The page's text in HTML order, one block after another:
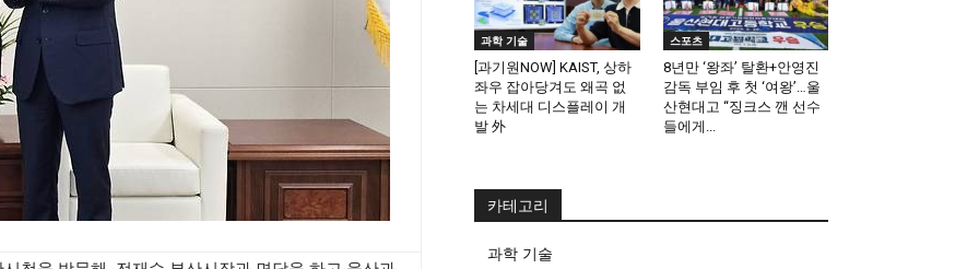
과학 기술
[과기원NOW] KAIST, 상하
좌우 잡아당겨도 왜곡 없
는 차세대 디스플레이 개
발 外
스포츠
8년만 ‘왕좌’ 탈환+안영진
감독 부임 후 첫 ‘여왕’…울
산현대고 “징크스 깬 선수
들에게...
카테고리
과학 기술